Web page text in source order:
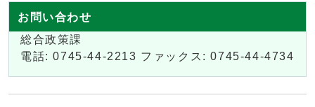
お問い合わせ
総合政策課
電話: 0745-44-2213 ファックス: 0745-44-4734